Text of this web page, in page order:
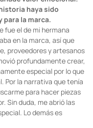
haya sido
la marca.
fue el de mi hermana
en la marca, así que
proveedores y artesanos
profundamente crear,
especial por lo que
Por la narrativa que tenía
para hacer piezas
Sin duda, me abrió las
Lo demás es